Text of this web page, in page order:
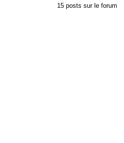
15 posts sur le forum